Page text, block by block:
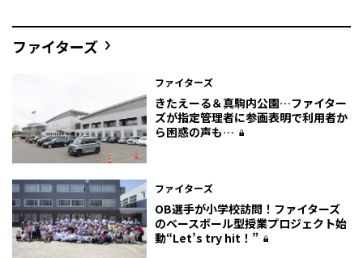
ファイターズ
ファイターズ
きたえーる＆真駒内公園…ファイター
ズが指定管理者に参画表明で利用者か
ら困惑の声も…
ファイターズ
OB選手が小学校訪問！ファイターズ
のベースボール型授業プロジェクト始
動――“Let’s try hit！”